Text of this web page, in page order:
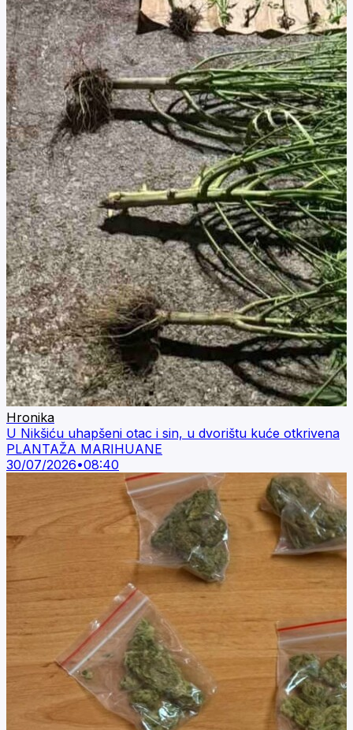
Hronika
U Nikšiću uhapšeni otac i sin, u dvorištu kuće otkrivena
PLANTAŽA MARIHUANE
30/07/2026•08:40